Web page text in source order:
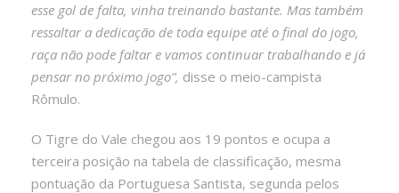
esse gol de falta, vinha treinando bastante. Mas também
ressaltar a dedicação de toda equipe até o final do jogo,
raça não pode faltar e vamos continuar trabalhando e já
pensar no próximo jogo”, disse o meio-campista
Rômulo.
O Tigre do Vale chegou aos 19 pontos e ocupa a
terceira posição na tabela de classificação, mesma
pontuação da Portuguesa Santista, segunda pelos